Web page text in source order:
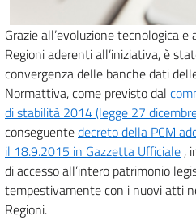
Grazie all’evoluzione tecnologica
Regioni aderenti all’iniziativa, è
convergenza delle banche dati
Normattiva, come previsto dal
di stabilità 2014 (legge 27
conseguentedecreto della PCM
il 18.9.2015 in Gazzetta Ufficiale ,
di accesso all’intero patrimonio
tempestivamente con i nuovi atti
Regioni.